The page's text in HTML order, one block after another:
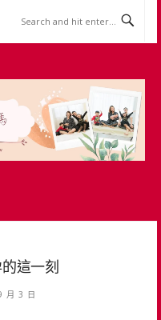
這一刻
月 3 日